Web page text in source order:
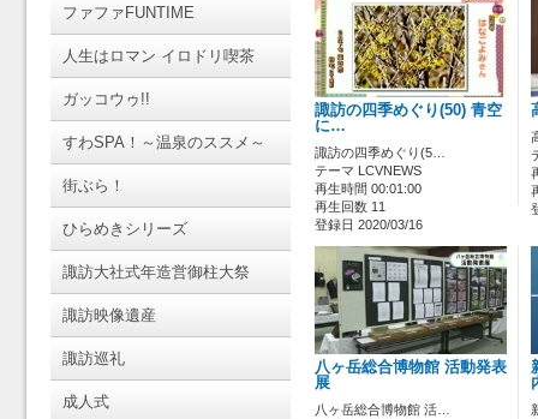
ファファFUNTIME
人生はロマン イロドリ喫茶
ガッコウゥ!!
すわSPA！～温泉のススメ～
街ぶら！
ひらめきシリーズ
諏訪大社式年造営御柱大祭
諏訪映像遺産
諏訪巡礼
成人式
諏訪の四季めぐり(50) 青空
に…
諏訪の四季めぐり(5…
テーマ LCVNEWS
再生時間 00:01:00
再生回数 11
登録日 2020/03/16
八ヶ岳総合博物館 活動発表
展
八ヶ岳総合博物館 活…